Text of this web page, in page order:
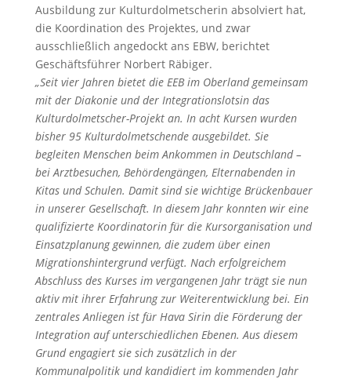
Ausbildung zur Kulturdolmetscherin absolviert hat,
die Koordination des Projektes, und zwar
ausschließlich angedockt ans EBW, berichtet
Geschäftsführer Norbert Räbiger.
„Seit vier Jahren bietet die EEB im Oberland gemeinsam
mit der Diakonie und der Integrationslotsin das
Kulturdolmetscher-Projekt an. In acht Kursen wurden
bisher 95 Kulturdolmetschende ausgebildet. Sie
begleiten Menschen beim Ankommen in Deutschland –
bei Arztbesuchen, Behördengängen, Elternabenden in
Kitas und Schulen. Damit sind sie wichtige Brückenbauer
in unserer Gesellschaft. In diesem Jahr konnten wir eine
qualifizierte Koordinatorin für die Kursorganisation und
Einsatzplanung gewinnen, die zudem über einen
Migrationshintergrund verfügt. Nach erfolgreichem
Abschluss des Kurses im vergangenen Jahr trägt sie nun
aktiv mit ihrer Erfahrung zur Weiterentwicklung bei. Ein
zentrales Anliegen ist für Hava Sirin die Förderung der
Integration auf unterschiedlichen Ebenen. Aus diesem
Grund engagiert sie sich zusätzlich in der
Kommunalpolitik und kandidiert im kommenden Jahr